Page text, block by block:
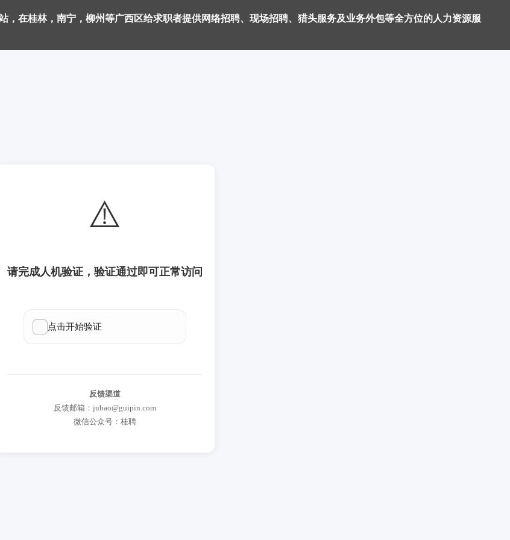
，在桂林，南宁，柳州等广西区给求职者提供网络招聘、现场招聘、猎头服务及业务外包等全方位的人力资源服
⚠️
请完成人机验证，验证通过即可正常访问
反馈渠道
反馈邮箱：jubao@guipin.com
微信公众号：桂聘